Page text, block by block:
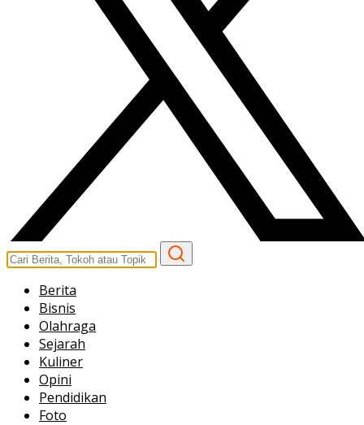
Berita
Bisnis
Olahraga
Sejarah
Kuliner
Opini
Pendidikan
Foto